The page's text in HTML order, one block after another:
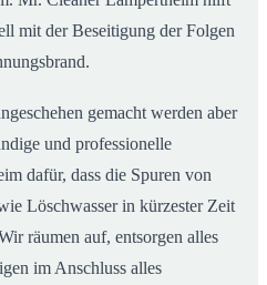
mit der Beseitigung der Folgen
gemacht werden aber
und professionelle
dafür, dass die Spuren von
Löschwasser in kürzester Zeit
räumen auf, entsorgen alles
im Anschluss alles